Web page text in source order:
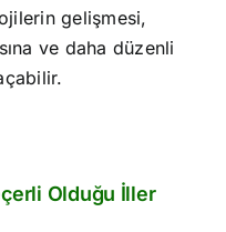
gelişmesi,
ve daha düzenli
Olduğu İller